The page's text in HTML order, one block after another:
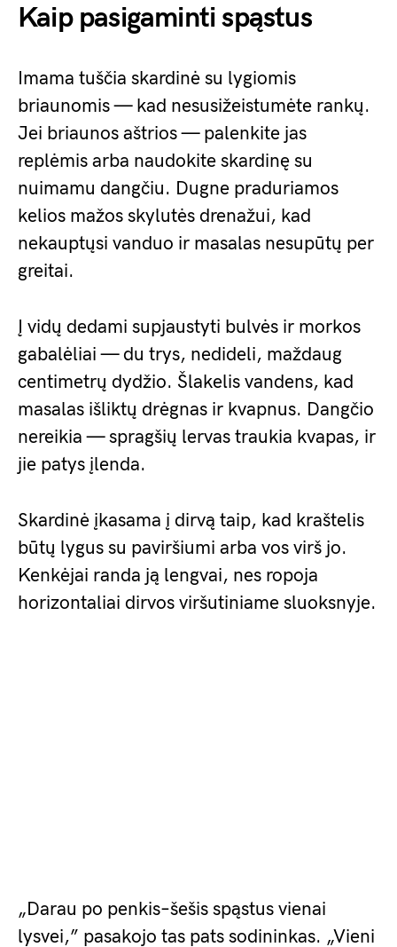
Kaip pasigaminti spąstus
Imama tuščia skardinė su lygiomis
briaunomis — kad nesusižeistumėte rankų.
Jei briaunos aštrios — palenkite jas
replėmis arba naudokite skardinę su
nuimamu dangčiu. Dugne praduriamos
kelios mažos skylutės drenažui, kad
nekauptųsi vanduo ir masalas nesupūtų per
greitai.
Į vidų dedami supjaustyti bulvės ir morkos
gabalėliai — du trys, nedideli, maždaug
centimetrų dydžio. Šlakelis vandens, kad
masalas išliktų drėgnas ir kvapnus. Dangčio
nereikia — spragšių lervas traukia kvapas, ir
jie patys įlenda.
Skardinė įkasama į dirvą taip, kad kraštelis
būtų lygus su paviršiumi arba vos virš jo.
Kenkėjai randa ją lengvai, nes ropoja
horizontaliai dirvos viršutiniame sluoksnyje.
„Darau po penkis–šešis spąstus vienai
lysvei,” pasakojo tas pats sodininkas. „Vieni